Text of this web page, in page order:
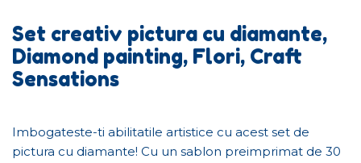
Set creativ pictura cu diamante,
Diamond painting, Flori, Craft
Sensations
Imbogateste-ti abilitatile artistice cu acest set de
pictura cu diamante! Cu un sablon preimprimat de 30